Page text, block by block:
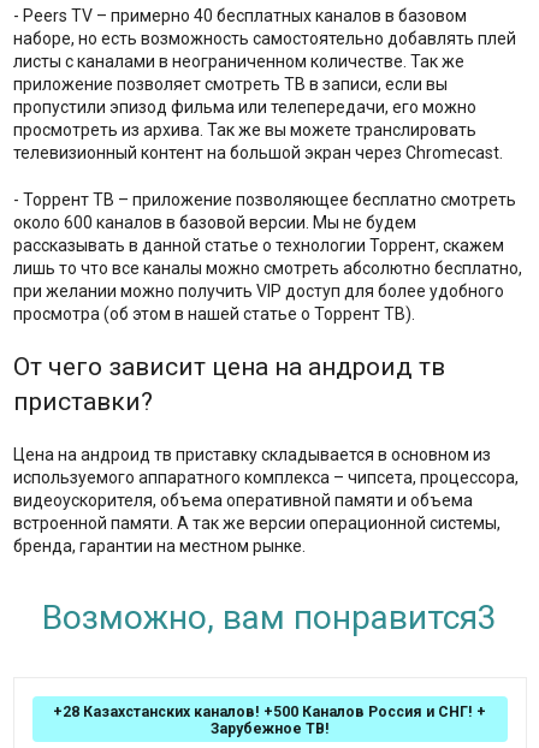
- Peers TV – примерно 40 бесплатных каналов в базовом
наборе, но есть возможность самостоятельно добавлять плей
листы с каналами в неограниченном количестве. Так же
приложение позволяет смотреть ТВ в записи, если вы
пропустили эпизод фильма или телепередачи, его можно
просмотреть из архива. Так же вы можете транслировать
телевизионный контент на большой экран через Chromecast.
- Торрент ТВ – приложение позволяющее бесплатно смотреть
около 600 каналов в базовой версии. Мы не будем
рассказывать в данной статье о технологии Торрент, скажем
лишь то что все каналы можно смотреть абсолютно бесплатно,
при желании можно получить VIP доступ для более удобного
просмотра (об этом в нашей статье о Торрент ТВ).
От чего зависит цена на андроид тв
приставки?
Цена на андроид тв приставку складывается в основном из
используемого аппаратного комплекса – чипсета, процессора,
видеоускорителя, объема оперативной памяти и объема
встроенной памяти. А так же версии операционной системы,
бренда, гарантии на местном рынке.
Возможно, вам понравится3
+28 Казахстанских каналов! +500 Каналов Россия и СНГ! +
Зарубежное ТВ!